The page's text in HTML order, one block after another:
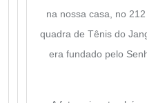
na nossa casa, no
quadra de Tênis do
era fundado pelo